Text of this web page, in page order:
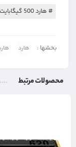
# هارد 500 گیگابایت
بخشها : هارد
محصولات مرتبط